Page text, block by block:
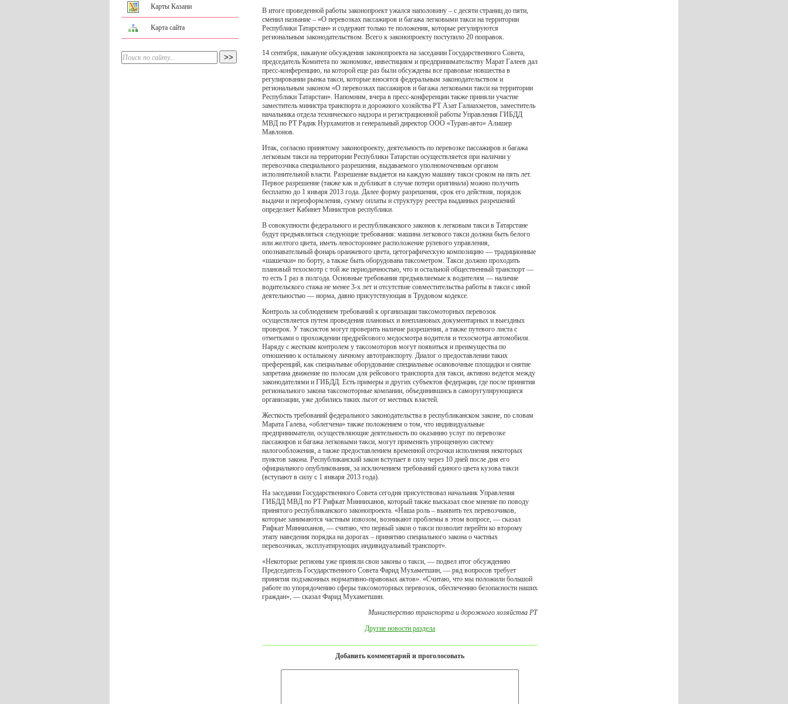
Карты Казани
Карта сайта
В итоге проведенной работы законопроект ужался наполовину – с десяти страниц до пяти,
сменил название – «О перевозках пассажиров и багажа легковыми такси на территории
Республики Татарстан» и содержит только те положения, которые регулируются
региональным законодательством. Всего к законопроекту поступило 20 поправок.
14 сентября, накануне обсуждения законопроекта на заседании Государственного Совета,
председатель Комитета по экономике, инвестициям и предпринимательству Марат Галеев дал
пресс-конференцию, на которой еще раз были обсуждены все правовые новшества в
регулировании рынка такси, которые вносятся федеральным законодательством и
региональным законом «О перевозках пассажиров и багажа легковыми такси на территории
Республики Татарстан». Напомним, вчера в пресс-конференции также приняли участие
заместитель министра транспорта и дорожного хозяйства РТ Азат Галиахметов, заместитель
начальника отдела технического надзора и регистрационной работы Управления ГИБДД
МВД по РТ Радик Нурхамитов и генеральный директор ООО «Туран-авто» Алишер
Мавлонов.
Итак, согласно принятому законопроекту, деятельность по перевозке пассажиров и багажа
легковым такси на территории Республики Татарстан осуществляется при наличии у
перевозчика специального разрешения, выдаваемого уполномоченным органом
исполнительной власти. Разрешение выдается на каждую машину такси сроком на пять лет.
Первое разрешение (также как и дубликат в случае потери оригинала) можно получить
бесплатно до 1 января 2013 года. Далее форму разрешения, срок его действия, порядок
выдачи и переоформления, сумму оплаты и структуру реестра выданных разрешений
определяет Кабинет Министров республики.
В совокупности федерального и республиканского законов к легковым такси в Татарстане
будут предъявляться следующие требования: машина легкового такси должна быть белого
или желтого цвета, иметь левостороннее расположение рулевого управления,
опознавательный фонарь оранжевого цвета, цетографическую композицию — традиционные
«шашечки» по борту, а также быть оборудована таксометром. Такси должно проходить
плановый техосмотр с той же периодичностью, что и остальной общественный транспорт —
то есть 1 раз в полгода. Основные требования предъявляемые к водителям — наличие
водительского стажа не менее 3-х лет и отсутствие совместительства работы в такси с иной
деятельностью — норма, давно присутствующая в Трудовом кодексе.
Контроль за соблюдением требований к организации таксомоторных перевозок
осуществляется путем проведения плановых и внеплановых документарных и выездных
проверок. У таксистов могут проверить наличие разрешения, а также путевого листа с
отметками о прохождении предрейсового медосмотра водителя и техосмотра автомобиля.
Наряду с жестким контролем у таксомоторов могут появиться и преимущества по
отношению к остальному личному автотранспорту. Диалог о предоставлении таких
преференций, как специальные оборудование специальные осановочные площадки и снятие
запретана движение по полосам для рейсового транспорта для такси, активно ведется между
законодателями и ГИБДД. Есть примеры и других субъектов федерации, где после принятия
регионального закона таксомоторные компании, объединившись в саморугулирующиеся
организации, уже добились таких льгот от местных властей.
Жесткость требований федерального законодательства в республиканском законе, по словам
Марата Галева, «облегчена» также положением о том, что индивидуальные
предприниматели, осуществляющие деятельность по оказанию услуг по перевозке
пассажиров и багажа легковыми такси, могут применять упрощенную систему
налогообложения, а также предоставлением временной отсрочки исполнения некоторых
пунктов закона. Республиканский закон вступает в силу через 10 дней после дня его
официального опубликования, за исключением требований единого цвета кузова такси
(вступают в силу с 1 января 2013 года).
На заседании Государственного Совета сегодня присутствовал начальник Управления
ГИБДД МВД по РТ Рифкат Минниханов, который также высказал свое мнение по поводу
принятого республиканского законопроекта. «Наша роль – выявить тех перевозчиков,
которые занимаются частным извозом, возникают проблемы в этом вопросе, — сказал
Рифкат Минниханов, — считаю, что первый закон о такси позволит перейти ко второму
этапу наведения порядка на дорогах – принятию специального закона о частных
перевозчиках, эксплуатирующих индивидуальный транспорт».
«Некоторые регионы уже приняли свои законы о такси, — подвел итог обсуждению
Председатель Государственного Совета Фарид Мухаметшин, — ряд вопросов требует
принятия подзаконных нормативно-правовых актов». «Считаю, что мы положили большой
работе по упорядочению сферы таксомоторных перевозок, обеспечению безопасности наших
граждан», — сказал Фарид Мухаметшин.
Министерство транспорта и дорожного хозяйства РТ
Другие новости раздела
Добавить комментарий и проголосовать